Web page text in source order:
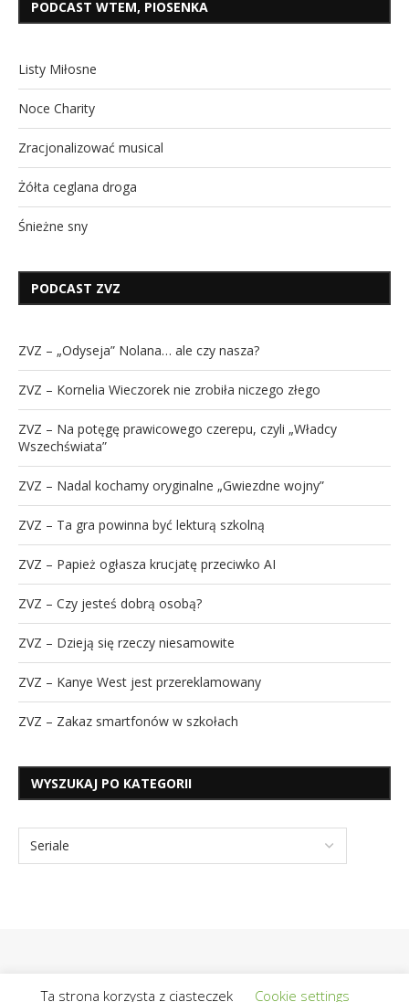
PODCAST WTEM, PIOSENKA
Listy Miłosne
Noce Charity
Zracjonalizować musical
Żółta ceglana droga
Śnieżne sny
PODCAST ZVZ
ZVZ – „Odyseja” Nolana… ale czy nasza?
ZVZ – Kornelia Wieczorek nie zrobiła niczego złego
ZVZ – Na potęgę prawicowego czerepu, czyli „Władcy
Wszechświata”
ZVZ – Nadal kochamy oryginalne „Gwiezdne wojny”
ZVZ – Ta gra powinna być lekturą szkolną
ZVZ – Papież ogłasza krucjatę przeciwko AI
ZVZ – Czy jesteś dobrą osobą?
ZVZ – Dzieją się rzeczy niesamowite
ZVZ – Kanye West jest przereklamowany
ZVZ – Zakaz smartfonów w szkołach
WYSZUKAJ PO KATEGORII
Ta strona korzysta z ciasteczek Cookie settings